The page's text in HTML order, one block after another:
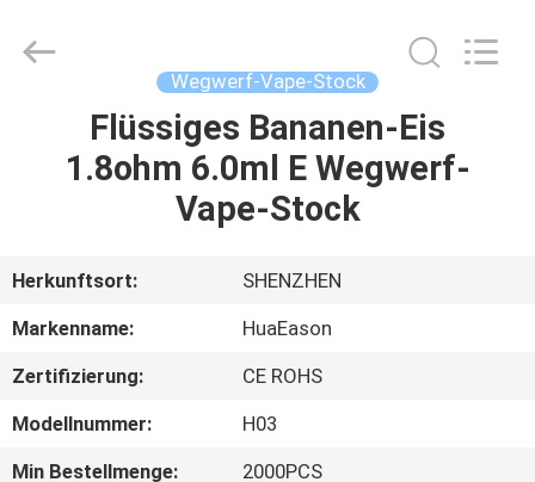
VIDEOS
UNS
FABRIK-
Ltd..
Wegwerf-Vape-Stock
Flüssiges Bananen-Eis
1.8ohm 6.0ml E Wegwerf-
Vape-Stock
Herkunftsort:
SHENZHEN
Markenname:
HuaEason
Zertifizierung:
CE ROHS
Modellnummer:
H03
Min Bestellmenge:
2000PCS